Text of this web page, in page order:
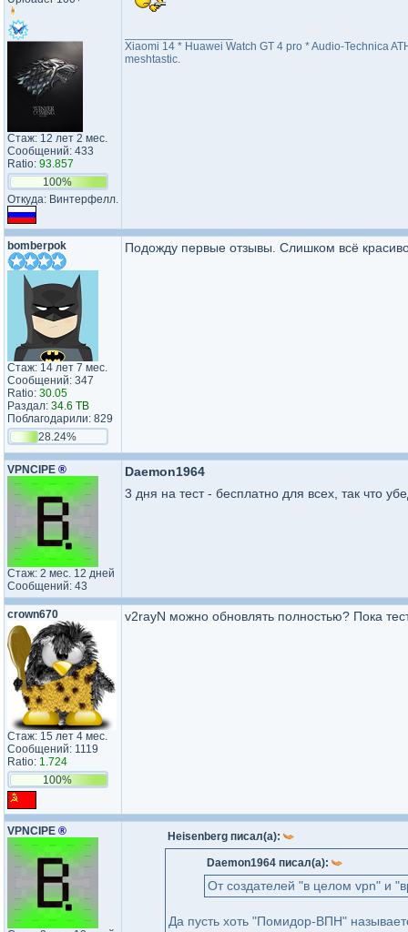
Стаж: 12 лет 2 мес.
Сообщений: 433
Ratio: 93.857
100%
Откуда: Винтерфелл.
Xiaomi 14 * Huawei Watch GT 4 pro * Audio-Technica
meshtastic.
bomberpok
Стаж: 14 лет 7 мес.
Сообщений: 347
Ratio: 30.05
Раздал: 34.6 TB
Поблагодарили: 829
28.24%
Подожду первые отзывы. Слишком всё
VPNCIPE ®
Стаж: 2 мес. 12 дней
Сообщений: 43
Daemon1964
3 дня на тест - бесплатно для всех, так что
crown670
Стаж: 15 лет 4 мес.
Сообщений: 1119
Ratio: 1.724
100%
v2rayN можно обновлять полностью? Пока
VPNCIPE ® Heisenberg писал(а):
Daemon1964 писал(а):
От создателей "в целом vpn" и
Да пусть хоть "Помидор-ВПН"